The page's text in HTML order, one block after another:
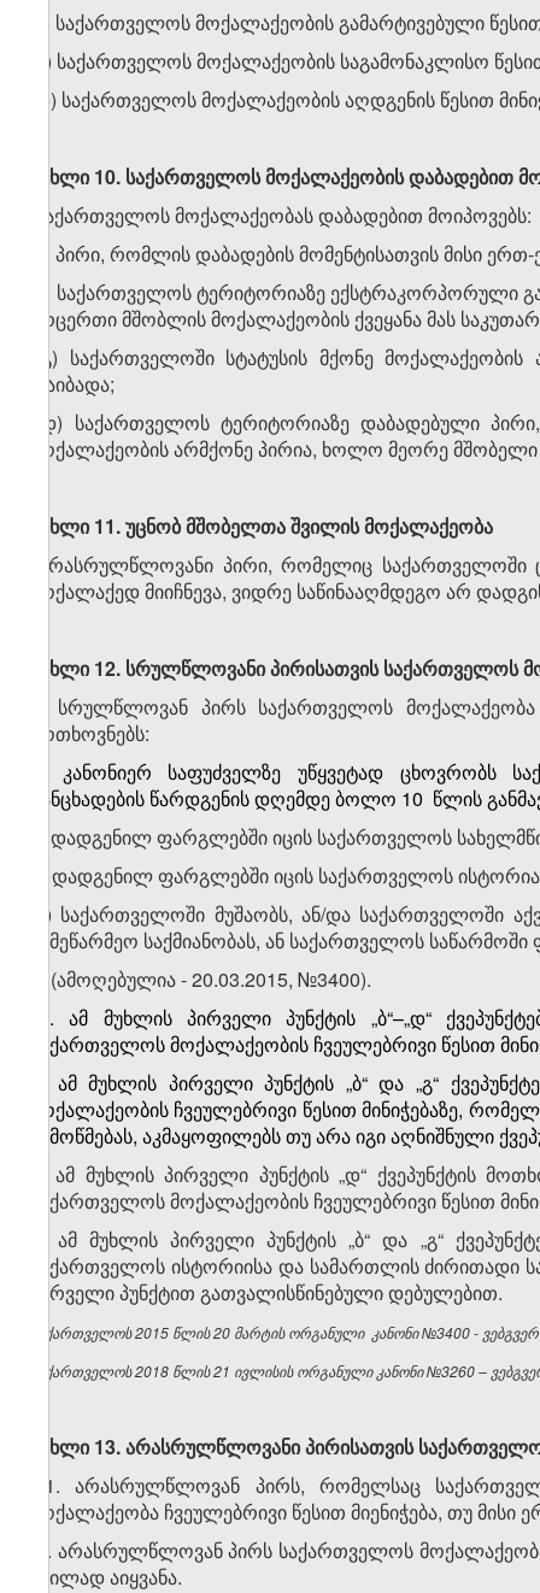
ბ) საქართველოს მოქალაქეობის გამარტივებული წესით
გ) საქართველოს მოქალაქეობის საგამონაკლისო
დ) საქართველოს მოქალაქეობის აღდგენის წესით
მუხლი 10. საქართველოს მოქალაქეობის დაბადებით
საქართველოს მოქალაქეობას დაბადებით მოიპოვებს:
ა) პირი, რომლის დაბადების მომენტისათვის მისი
ბ) საქართველოს ტერიტორიაზე ექსტრაკორპორული
არცერთი მშობლის მოქალაქეობის ქვეყანა მას
გ) საქართველოში სტატუსის მქონე
დაიბადა;
დ) საქართველოს ტერიტორიაზე დაბადებული
მოქალაქეობის არმქონე პირია, ხოლო მეორე მშობელი
მუხლი 11. უცნობ მშობელთა შვილის მოქალაქეობა
არასრულწლოვანი პირი, რომელიც
მოქალაქედ მიიჩნევა, ვიდრე საწინააღმდეგო არ
მუხლი 12. სრულწლოვანი პირისათვის საქართველოს
1. სრულწლოვან პირს საქართველოს მოქალაქეობა
მოთხოვნებს:
ა) კანონიერ საფუძველზე უწყვეტად ცხოვრობს
განცხადების წარდგენის დღემდე ბოლო 10 წლის
ბ) დადგენილ ფარგლებში იცის საქართველოს
გ) დადგენილ ფარგლებში იცის საქართველოს
დ) საქართველოში მუშაობს, ან/და საქართველოში
სამეწარმეო საქმიანობას, ან საქართველოს
2. (ამოღებულია - 20.03.2015, №3400).
. ამ მუხლის პირველი პუნქტის „ბ“–„დ“
საქართველოს მოქალაქეობის ჩვეულებრივი წესით
3. ამ მუხლის პირველი პუნქტის „ბ“ და „გ“
მოქალაქეობის ჩვეულებრივი წესით მინიჭებაზე,
შემოწმებას, აკმაყოფილებს თუ არა იგი აღნიშნული
4. ამ მუხლის პირველი პუნქტის „დ“ ქვეპუნქტის
საქართველოს მოქალაქეობის ჩვეულებრივი წესით
5. ამ მუხლის პირველი პუნქტის „ბ“ და „გ“
საქართველოს ისტორიისა და სამართლის ძირითადი
პირველი პუნქტით გათვალისწინებული დებულებით.
საქართველოს 2015 წლის 20 მარტის ორგანული კანონი №3400 -
საქართველოს 2018 წლის 21 ივლისის ორგანული კანონი №3260 –
მუხლი 13. არასრულწლოვანი პირისათვის
1. არასრულწლოვან პირს, რომელსაც
მოქალაქეობა ჩვეულებრივი წესით მიენიჭება, თუ
2. არასრულწლოვან პირს საქართველოს
შვილად აიყვანა.